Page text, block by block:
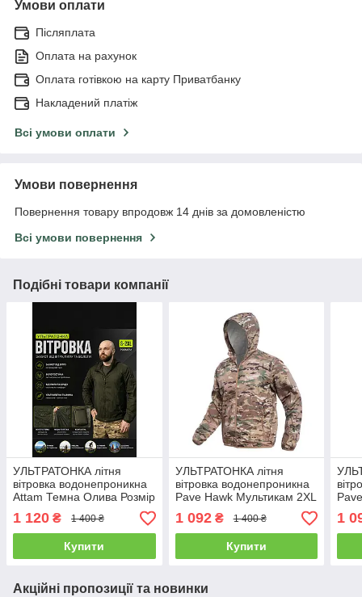
Умови оплати
Післяплата
Оплата на рахунок
Оплата готівкою на карту Приватбанку
Накладений платіж
Всі умови оплати
Умови повернення
Повернення товару впродовж 14 днів за домовленістю
Всі умови повернення
Подібні товари компанії
УЛЬТРАТОНКА літня
вітровка водонепроникна
Attam Темна Олива Розмір
2XL 52-54 (23964)
1 120 ₴ 1 400 ₴
Купити
УЛЬТРАТОНКА літня
вітровка водонепроникна
Pave Hawk Мультикам 2XL
52-54
1 092₴ 1 400 ₴
Купити
50-
1
Акційні пропозиції та новинки